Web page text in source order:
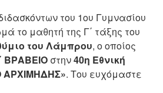
του 1ου Γυμνασίου
το μαθητή της Γ΄ τάξης του
του Λάμπρου, ο οποίος
ΒΡΑΒΕΙΟ στην40η Εθνική
ΑΡΧΙΜΗΔΗΣ». Του ευχόμαστε